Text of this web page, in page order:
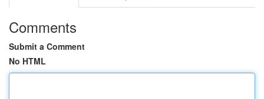
Comments
Submit a Comment
No HTML